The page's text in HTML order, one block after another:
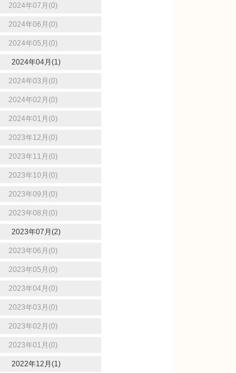
2024年07月(0)
2024年06月(0)
2024年05月(0)
2024年04月(1)
2024年03月(0)
2024年02月(0)
2024年01月(0)
2023年12月(0)
2023年11月(0)
2023年10月(0)
2023年09月(0)
2023年08月(0)
2023年07月(2)
2023年06月(0)
2023年05月(0)
2023年04月(0)
2023年03月(0)
2023年02月(0)
2023年01月(0)
2022年12月(1)